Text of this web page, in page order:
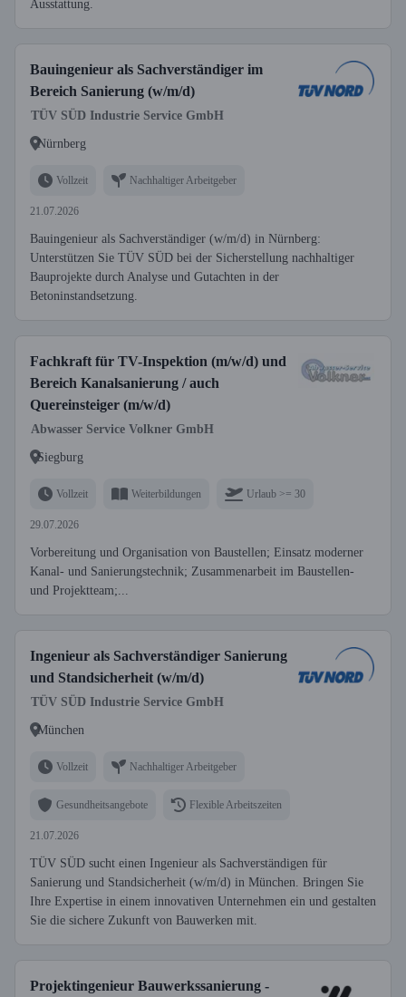
Ausstattung.
Bauingenieur als Sachverständiger im
Bereich Sanierung (w/m/d)
TÜV SÜD Industrie Service GmbH
Nürnberg
Vollzeit Nachhaltiger Arbeitgeber
21.07.2026
Bauingenieur als Sachverständiger (w/m/d) in Nürnberg:
Unterstützen Sie TÜV SÜD bei der Sicherstellung nachhaltiger
Bauprojekte durch Analyse und Gutachten in der
Betoninstandsetzung.
Fachkraft für TV-Inspektion (m/w/d) und
Bereich Kanalsanierung / auch
Quereinsteiger (m/w/d)
Abwasser Service Volkner GmbH
Siegburg
Vollzeit Weiterbildungen Urlaub >= 30
29.07.2026
Vorbereitung und Organisation von Baustellen; Einsatz moderner
Kanal- und Sanierungstechnik; Zusammenarbeit im Baustellen-
und Projektteam;...
Ingenieur als Sachverständiger Sanierung
und Standsicherheit (w/m/d)
TÜV SÜD Industrie Service GmbH
München
Vollzeit Nachhaltiger Arbeitgeber
Gesundheitsangebote Flexible Arbeitszeiten
21.07.2026
TÜV SÜD sucht einen Ingenieur als Sachverständigen für
Sanierung und Standsicherheit (w/m/d) in München. Bringen Sie
Ihre Expertise in einem innovativen Unternehmen ein und gestalten
Sie die sichere Zukunft von Bauwerken mit.
Projektingenieur Bauwerkssanierung -